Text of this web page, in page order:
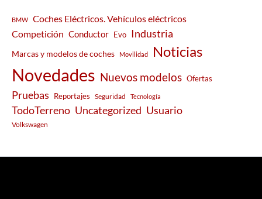
BMW
Coches Eléctricos. Vehículos eléctricos
Competición Conductor Evo Industria
Marcas y modelos de coches Movilidad Noticias
Novedades Nuevos modelos Ofertas
Pruebas Reportajes Seguridad Tecnología
TodoTerreno Uncategorized Usuario
Volkswagen